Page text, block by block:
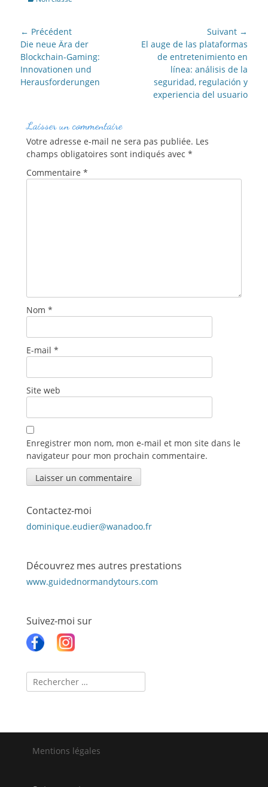
NAVIGATION
DE
L’ARTICLE
← Précédent
Article
précédent :
Die neue Ära der
Blockchain-Gaming:
Innovationen und
Herausforderungen
Suivant →
Article
suivant :
El auge de las plataformas
de entretenimiento en
línea: análisis de la
seguridad, regulación y
experiencia del usuario
Laisser un commentaire
Votre adresse e-mail ne sera pas publiée. Les
champs obligatoires sont indiqués avec *
Commentaire *
Nom *
E-mail *
Site web
Enregistrer mon nom, mon e-mail et mon site dans le
navigateur pour mon prochain commentaire.
Contactez-moi
dominique.eudier@wanadoo.fr
Découvrez mes autres prestations
www.guidednormandytours.com
Suivez-moi sur
Recherche
pour :
Mentions légales